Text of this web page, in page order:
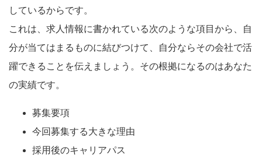
しているからです。
これは、求人情報に書かれている次のような項目から、自
分が当てはまるものに結びつけて、自分ならその会社で活
躍できることを伝えましょう。その根拠になるのはあなた
の実績です。
募集要項
今回募集する大きな理由
採用後のキャリアパス